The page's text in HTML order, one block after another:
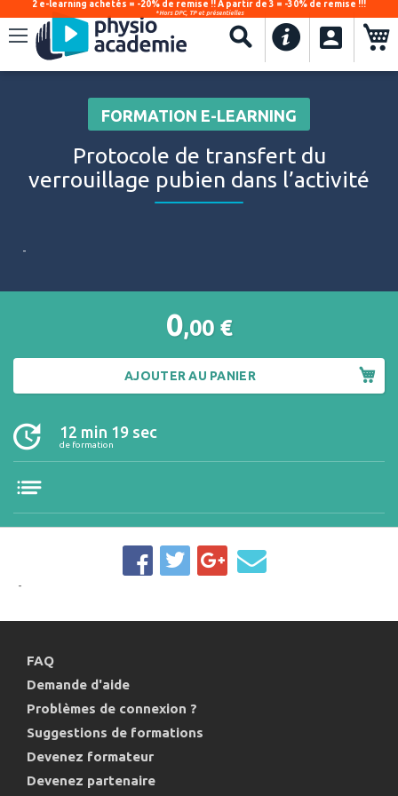
Recherche
2 e-learning achetés = -20% de remise !! À partir de 3 = -30% de remise !!!
*Hors DPC, TP et présentielles
.
FORMATION E-LEARNING
Protocole de transfert du
verrouillage pubien dans l’activité
-
12 min 19 sec
de formation
0,00 €
AJOUTER AU PANIER
-
FAQ
Demande d'aide
Problèmes de connexion ?
Suggestions de formations
Devenez formateur
Devenez partenaire